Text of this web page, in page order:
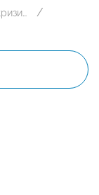
Поддержка МСП. Антикризисные меры